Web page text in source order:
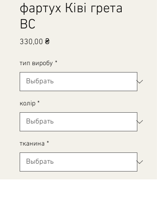
фартух Ківі грета
ВС
330,00 ₴Цена
тип виробу *
колір *
тканина *